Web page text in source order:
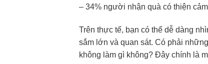
– 34% người nhận quà có thiện
Trên thực tế, bạn có thể dễ dàng
sắm lớn và quan sát. Có phải
không làm gì không? Đây chính là